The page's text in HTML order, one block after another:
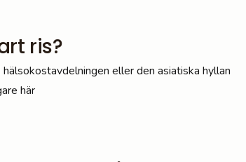
ris?
eller den asiatiska hyllan
här